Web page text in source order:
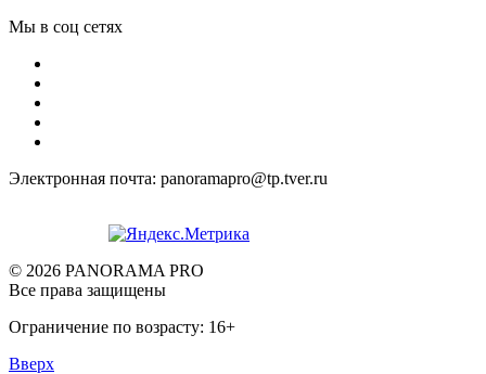
Мы в соц сетях
Электронная почта: panoramapro@tp.tver.ru
© 2026 PANORAMA PRO
Все права защищены
Ограничение по возрасту: 16+
Вверх